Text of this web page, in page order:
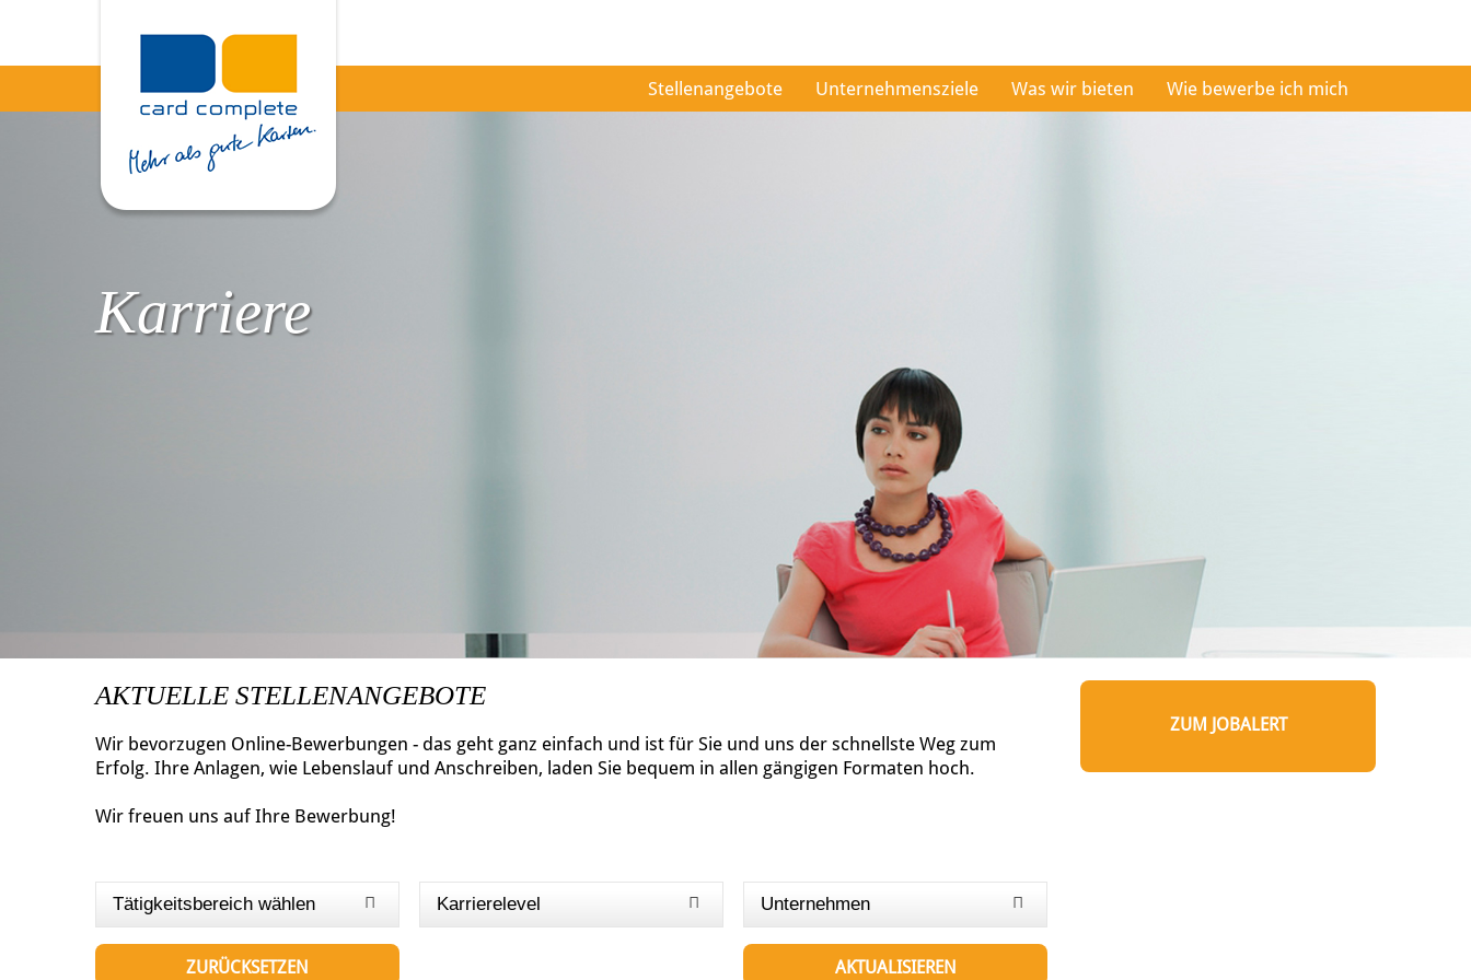
Stellenangebote Unternehmensziele Was wir bieten Wie bewerbe ich mich
Karriere
AKTUELLE STELLENANGEBOTE
Wir bevorzugen Online-Bewerbungen - das geht ganz einfach und ist für Sie und uns der schnellste Weg zum
Erfolg. Ihre Anlagen, wie Lebenslauf und Anschreiben, laden Sie bequem in allen gängigen Formaten hoch.
Wir freuen uns auf Ihre Bewerbung!
Tätigkeitsbereich wählen Karrierelevel Unternehmen
ZURÜCKSETZEN AKTUALISIEREN
ZUM JOBALERT